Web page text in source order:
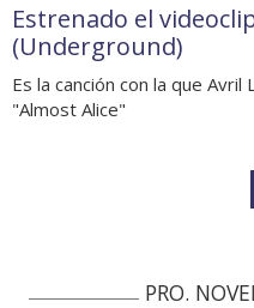
Estrenado el
(Underground)
Es la canción con la que
"Almost Alice"
PRO.